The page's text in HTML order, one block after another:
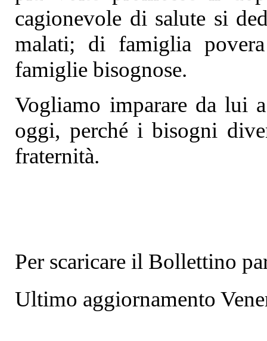
cagionevole di salute si
malati; di famiglia
famiglie bisognose.
Vogliamo imparare da lui
oggi, perché i bisogni
fraternità.
Per scaricare il Bollettino
Ultimo aggiornamento